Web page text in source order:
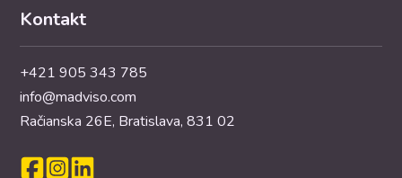
Kontakt
+421 905 343 785
info@madviso.com
Račianska 26E, Bratislava, 831 02